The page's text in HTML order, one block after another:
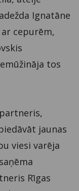
Ignatāne
cepurēm,
tos
jaunas
viesi varēja
Rīgas